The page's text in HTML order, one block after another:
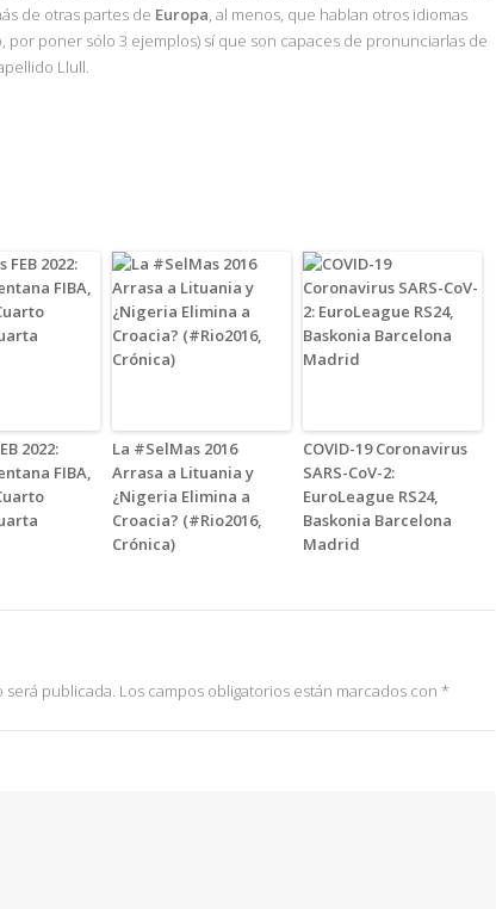
de otras partes de Europa, al menos, que hablan otros idiomas
por poner sólo 3 ejemplos) sí que son capaces de pronunciarlas de
Llull.
2022:
FIBA,
La #SelMas 2016
Arrasa a Lituania y
¿Nigeria Elimina a
Croacia? (#Rio2016,
Crónica)
COVID-19 Coronavirus
SARS-CoV-2:
EuroLeague RS24,
Baskonia Barcelona
Madrid
publicada. Los campos obligatorios están marcados con *